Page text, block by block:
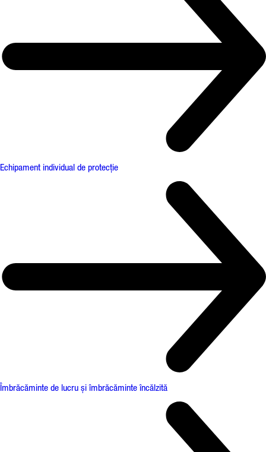
Echipament individual de protecție
Îmbrăcăminte de lucru și îmbrăcăminte încălzită